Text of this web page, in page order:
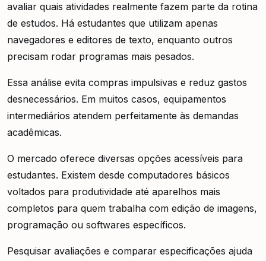
avaliar quais atividades realmente fazem parte da rotina
de estudos. Há estudantes que utilizam apenas
navegadores e editores de texto, enquanto outros
precisam rodar programas mais pesados.
Essa análise evita compras impulsivas e reduz gastos
desnecessários. Em muitos casos, equipamentos
intermediários atendem perfeitamente às demandas
acadêmicas.
O mercado oferece diversas opções acessíveis para
estudantes. Existem desde computadores básicos
voltados para produtividade até aparelhos mais
completos para quem trabalha com edição de imagens,
programação ou softwares específicos.
Pesquisar avaliações e comparar especificações ajuda